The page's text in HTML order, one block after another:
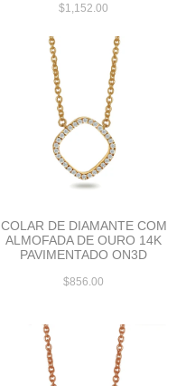
$1,152.00
COLAR DE DIAMANTE COM
ALMOFADA DE OURO 14K
PAVIMENTADO ON3D
$856.00